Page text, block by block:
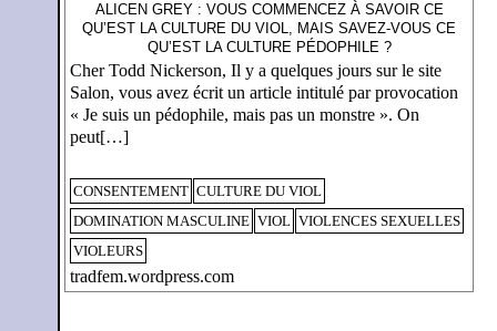
ALICEN GREY : VOUS COMMENCEZ À SAVOIR CE
QU’EST LA CULTURE DU VIOL, MAIS SAVEZ-VOUS CE
QU’EST LA CULTURE PÉDOPHILE ?
Cher Todd Nickerson, Il y a quelques jours sur le site
Salon, vous avez écrit un article intitulé par provocation
« Je suis un pédophile, mais pas un monstre ». On
peut[…]
CONSENTEMENT CULTURE DU VIOL
DOMINATION MASCULINE VIOL VIOLENCES SEXUELLES
VIOLEURS
tradfem.wordpress.com